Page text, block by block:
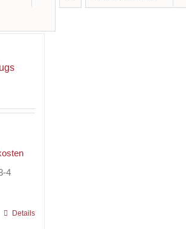
4
Details